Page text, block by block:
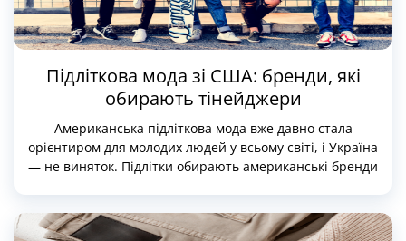
Підліткова мода зі США: бренди, які
обирають тінейджери
Американська підліткова мода вже давно стала
орієнтиром для молодих людей у всьому світі, і Україна
— не виняток. Підлітки обирають американські бренди
а не нав’язані тренди.